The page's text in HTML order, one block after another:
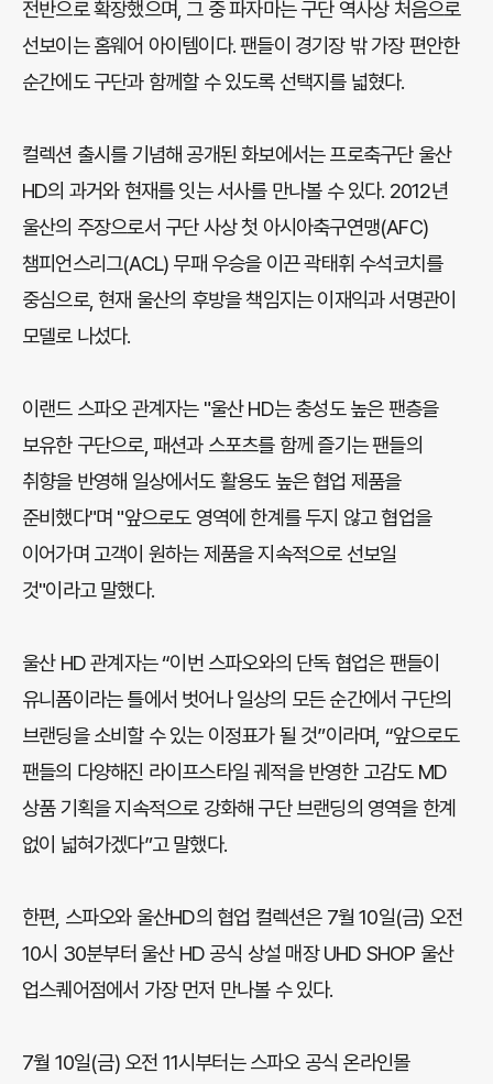
전반으로 확장했으며, 그 중 파자마는 구단 역사상 처음으로
선보이는 홈웨어 아이템이다. 팬들이 경기장 밖 가장 편안한
순간에도 구단과 함께할 수 있도록 선택지를 넓혔다.
컬렉션 출시를 기념해 공개된 화보에서는 프로축구단 울산
HD의 과거와 현재를 잇는 서사를 만나볼 수 있다. 2012년
울산의 주장으로서 구단 사상 첫 아시아축구연맹(AFC)
챔피언스리그(ACL) 무패 우승을 이끈 곽태휘 수석코치를
중심으로, 현재 울산의 후방을 책임지는 이재익과 서명관이
모델로 나섰다.
이랜드 스파오 관계자는 "울산 HD는 충성도 높은 팬층을
보유한 구단으로, 패션과 스포츠를 함께 즐기는 팬들의
취향을 반영해 일상에서도 활용도 높은 협업 제품을
준비했다"며 "앞으로도 영역에 한계를 두지 않고 협업을
이어가며 고객이 원하는 제품을 지속적으로 선보일
것"이라고 말했다.
울산 HD 관계자는 “이번 스파오와의 단독 협업은 팬들이
유니폼이라는 틀에서 벗어나 일상의 모든 순간에서 구단의
브랜딩을 소비할 수 있는 이정표가 될 것”이라며, “앞으로도
팬들의 다양해진 라이프스타일 궤적을 반영한 고감도 MD
상품 기획을 지속적으로 강화해 구단 브랜딩의 영역을 한계
없이 넓혀가겠다”고 말했다.
한편, 스파오와 울산HD의 협업 컬렉션은 7월 10일(금) 오전
10시 30분부터 울산 HD 공식 상설 매장 UHD SHOP 울산
업스퀘어점에서 가장 먼저 만나볼 수 있다.
7월 10일(금) 오전 11시부터는 스파오 공식 온라인몰